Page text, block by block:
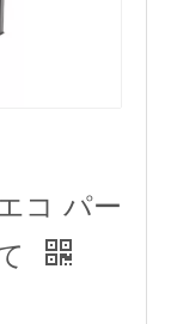
コ パー